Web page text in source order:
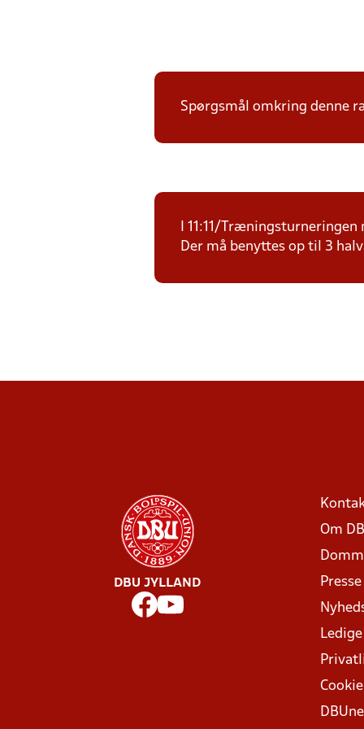
Spørgsmål omkring denne
I 11:11/
Der må benyttes op til 3
DBU JYLLAND
Om
Presse